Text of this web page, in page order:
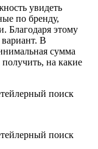
увидеть
по бренду,
Благодаря этому
В
сумма
получить, на какие